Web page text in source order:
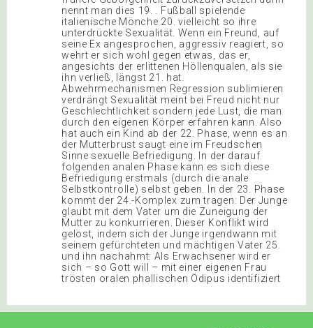
nennt man dies 19. . Fußball spielende
italienische Mönche 20. vielleicht so ihre
unterdrückte Sexualität. Wenn ein Freund, auf
seine Ex angesprochen, aggressiv reagiert, so
wehrt er sich wohl gegen etwas, das er,
angesichts der erlittenen Höllenqualen, als sie
ihn verließ, längst 21. hat.
Abwehrmechanismen Regression sublimieren
verdrängt Sexualität meint bei Freud nicht nur
Geschlechtlichkeit sondern jede Lust, die man
durch den eigenen Körper erfahren kann. Also
hat auch ein Kind ab der 22. Phase, wenn es an
der Mutterbrust saugt eine im Freudschen
Sinne sexuelle Befriedigung. In der darauf
folgenden analen Phase kann es sich diese
Befriedigung erstmals (durch die anale
Selbstkontrolle) selbst geben. In der 23. Phase
kommt der 24.-Komplex zum tragen: Der Junge
glaubt mit dem Vater um die Zuneigung der
Mutter zu konkurrieren. Dieser Konflikt wird
gelöst, indem sich der Junge irgendwann mit
seinem gefürchteten und mächtigen Vater 25.
und ihn nachahmt: Als Erwachsener wird er
sich – so Gott will – mit einer eigenen Frau
trösten oralen phallischen Ödipus identifiziert